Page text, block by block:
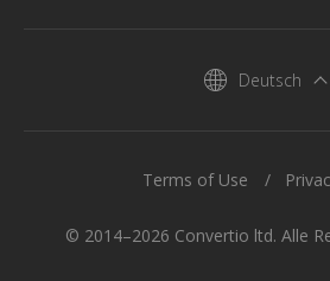
Deutsch
© 2014–2026 Convertio ltd. Alle
Terms of Use